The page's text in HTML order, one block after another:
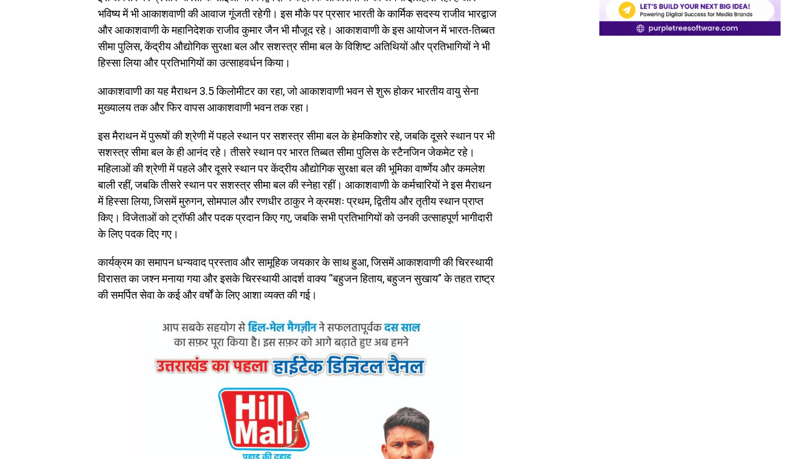
भविष्य में भी आकाशवाणी की आवाज गूंजती रहेगी। इस मौके पर प्रसार भारती के कार्मिक सदस्य राजीव भारद्वाज
और आकाशवाणी के महानिदेशक राजीव कुमार जैन भी मौजूद रहे। आकाशवाणी के इस आयोजन में भारत-तिब्बत
सीमा पुलिस, केंद्रीय औद्योगिक सुरक्षा बल और सशस्त्र सीमा बल के विशिष्ट अतिथियों और प्रतिभागियों ने भी
हिस्सा लिया और प्रतिभागियों का उत्साहवर्धन किया।
आकाशवाणी का यह मैराथन 3.5 किलोमीटर का रहा, जो आकाशवाणी भवन से शुरू होकर भारतीय वायु सेना
मुख्यालय तक और फिर वापस आकाशवाणी भवन तक रहा।
इस मैराथन में पुरूषों की श्रेणी में पहले स्थान पर सशस्त्र सीमा बल के हेमकिशोर रहे, जबकि दूसरे स्थान पर भी
सशस्त्र सीमा बल के ही आनंद रहे। तीसरे स्थान पर भारत तिब्बत सीमा पुलिस के स्टैनजिन जेकमेट रहे।
महिलाओं की श्रेणी में पहले और दूसरे स्थान पर केंद्रीय औद्योगिक सुरक्षा बल की भूमिका वार्ष्णेय और कमलेश
बाली रहीं, जबकि तीसरे स्थान पर सशस्त्र सीमा बल की स्नेहा रहीं। आकाशवाणी के कर्मचारियों ने इस मैराथन
में हिस्सा लिया, जिसमें मुरुगन, सोमपाल और रणधीर ठाकुर ने क्रमशः प्रथम, द्वितीय और तृतीय स्थान प्राप्त
किए। विजेताओं को ट्रॉफी और पदक प्रदान किए गए, जबकि सभी प्रतिभागियों को उनकी उत्साहपूर्ण भागीदारी
के लिए पदक दिए गए।
कार्यक्रम का समापन धन्यवाद प्रस्ताव और सामूहिक जयकार के साथ हुआ, जिसमें आकाशवाणी की चिरस्थायी
विरासत का जश्न मनाया गया और इसके चिरस्थायी आदर्श वाक्य “बहुजन हिताय, बहुजन सुखाय” के तहत राष्ट्र
की समर्पित सेवा के कई और वर्षों के लिए आशा व्यक्त की गई।